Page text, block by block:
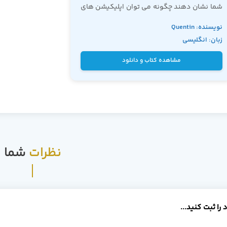
شما نشان دهند چگونه می توان اپلیکیشن های
نویسی گرفته تا اجرای نهایی کد، و بدون نیاز به
اصول غیر ضروری دیگر که عمدتا شما را به سمت
عقب سوق می دهند، ایجاد نمود.
نویسنده: Quentin
Zervaas
زبان: انگلیسی
مشاهده کتاب و دانلود
نظرات شما
را ثبت کنید...